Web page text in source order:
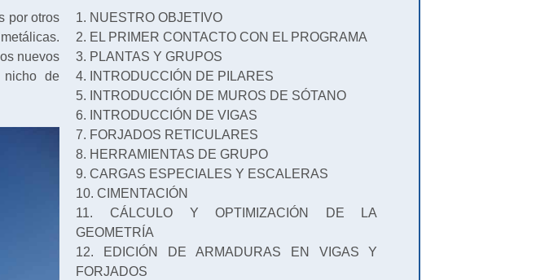
por otros
nuevos
nicho de
1. NUESTRO OBJETIVO
2. EL PRIMER CONTACTO CON EL PROGRAMA
3. PLANTAS Y GRUPOS
4. INTRODUCCIÓN DE PILARES
5. INTRODUCCIÓN DE MUROS DE SÓTANO
6. INTRODUCCIÓN DE VIGAS
7. FORJADOS RETICULARES
8. HERRAMIENTAS DE GRUPO
9. CARGAS ESPECIALES Y ESCALERAS
10. CIMENTACIÓN
11. CÁLCULO Y OPTIMIZACIÓN DE LA
GEOMETRÍA
12. EDICIÓN DE ARMADURAS EN VIGAS Y
FORJADOS